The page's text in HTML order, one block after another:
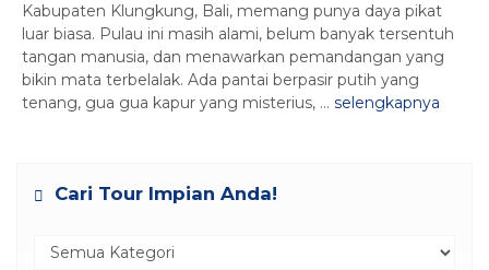
Kabupaten Klungkung, Bali, memang punya daya pikat
luar biasa. Pulau ini masih alami, belum banyak tersentuh
tangan manusia, dan menawarkan pemandangan yang
bikin mata terbelalak. Ada pantai berpasir putih yang
tenang, gua gua kapur yang misterius, ... selengkapnya
Cari Tour Impian Anda!